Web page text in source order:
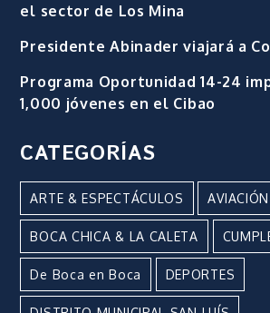
el sector de Los Mina
Presidente Abinader viajará a
Programa Oportunidad 14-24
1,000 jóvenes en el Cibao
CATEGORÍAS
ARTE & ESPECTÁCULOS AVIACIÓN
BOCA CHICA & LA CALETA
De Boca en Boca DEPORTES